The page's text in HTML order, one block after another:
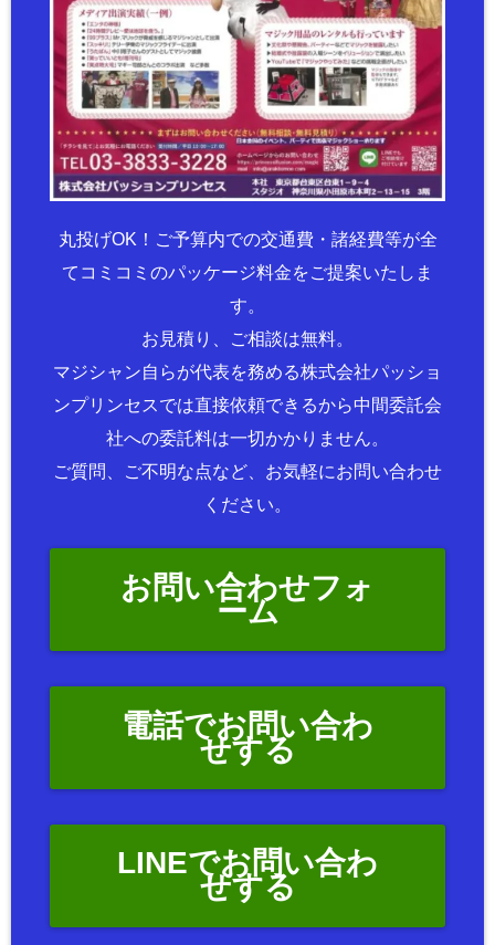
丸投げOK！ご予算内での交通費・諸経費等が全
てコミコミのパッケージ料金をご提案いたしま
す。
お見積り、ご相談は無料。
マジシャン自らが代表を務める株式会社パッショ
ンプリンセスでは直接依頼できるから中間委託会
社への委託料は一切かかりません。
ご質問、ご不明な点など、お気軽にお問い合わせ
ください。
お問い合わせフォ
ーム
電話でお問い合わ
せする
LINEでお問い合わ
せする